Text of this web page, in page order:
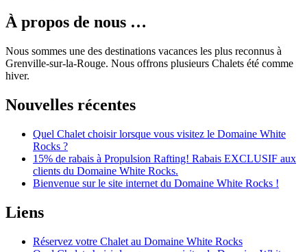
À propos de nous …
Nous sommes une des destinations vacances les plus reconnus à
Grenville-sur-la-Rouge. Nous offrons plusieurs Chalets été comme
hiver.
Nouvelles récentes
Quel Chalet choisir lorsque vous visitez le Domaine White
Rocks ?
15% de rabais à Propulsion Rafting! Rabais EXCLUSIF aux
clients du Domaine White Rocks.
Bienvenue sur le site internet du Domaine White Rocks !
Liens
Réservez votre Chalet au Domaine White Rocks